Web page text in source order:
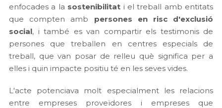
enfocades a la sostenibilitat i el treball amb entitats
que compten amb persones en risc d'exclusió
social, i també es van compartir els testimonis de
persones que treballen en centres especials de
treball, que van posar de relleu què significa per a
elles i quin impacte positiu té en les seves vides.
L'acte potenciava molt especialment les relacions
entre empreses proveïdores i empreses que